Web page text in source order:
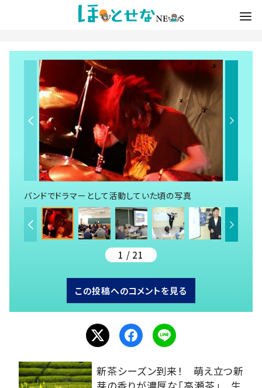
バンドでドラマーとして活動していた頃の写真
1 / 21
この投稿へのコメントを見る
新茶シーズン到来！ 萌え立つ新